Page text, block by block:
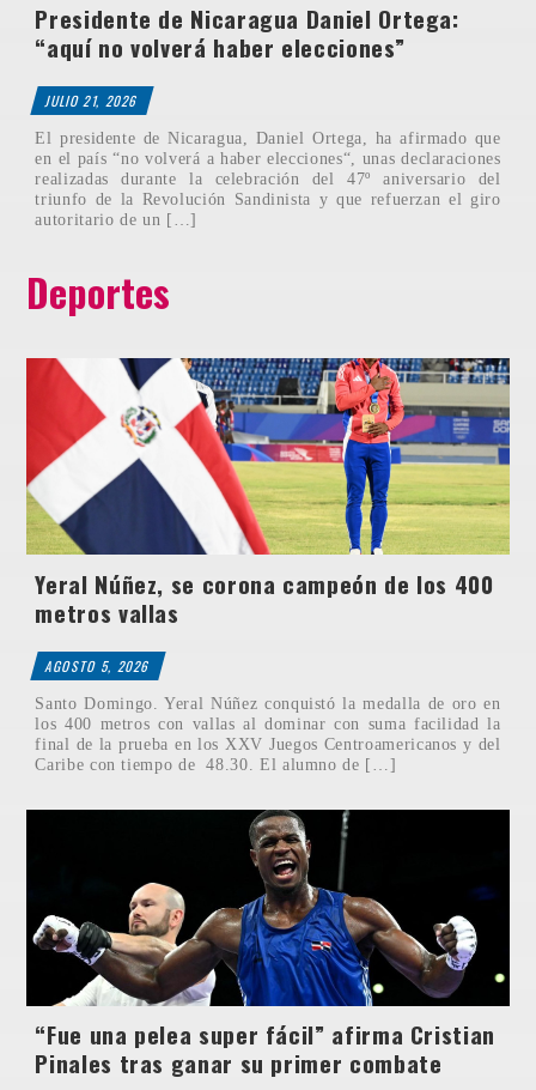
Presidente de Nicaragua Daniel Ortega:
“aquí no volverá haber elecciones”
JULIO 21, 2026
El presidente de Nicaragua, Daniel Ortega, ha afirmado que
en el país “no volverá a haber elecciones“, unas declaraciones
realizadas durante la celebración del 47º aniversario del
triunfo de la Revolución Sandinista y que refuerzan el giro
autoritario de un […]
Deportes
Yeral Núñez, se corona campeón de los 400
metros vallas
AGOSTO 5, 2026
Santo Domingo. Yeral Núñez conquistó la medalla de oro en
los 400 metros con vallas al dominar con suma facilidad la
final de la prueba en los XXV Juegos Centroamericanos y del
Caribe con tiempo de 48.30. El alumno de […]
“Fue una pelea super fácil” afirma Cristian
Pinales tras ganar su primer combate